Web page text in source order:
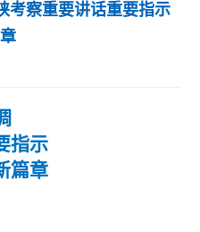
考察重要讲话重要指示
指示
篇章